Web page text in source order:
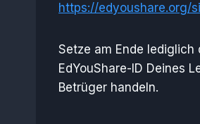
https://edyoushare.org/
Setze am Ende lediglich
EdYouShare-ID Deines
Betrüger handeln.